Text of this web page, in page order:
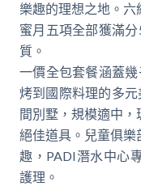
樂趣的理想之地。六
蜜月五項全部獲滿
質。
一價全包套餐涵蓋
烤到國際料理的多
間別墅，規模適中
絕佳道具。兒童俱
趣，PADI潛水中心
護理。